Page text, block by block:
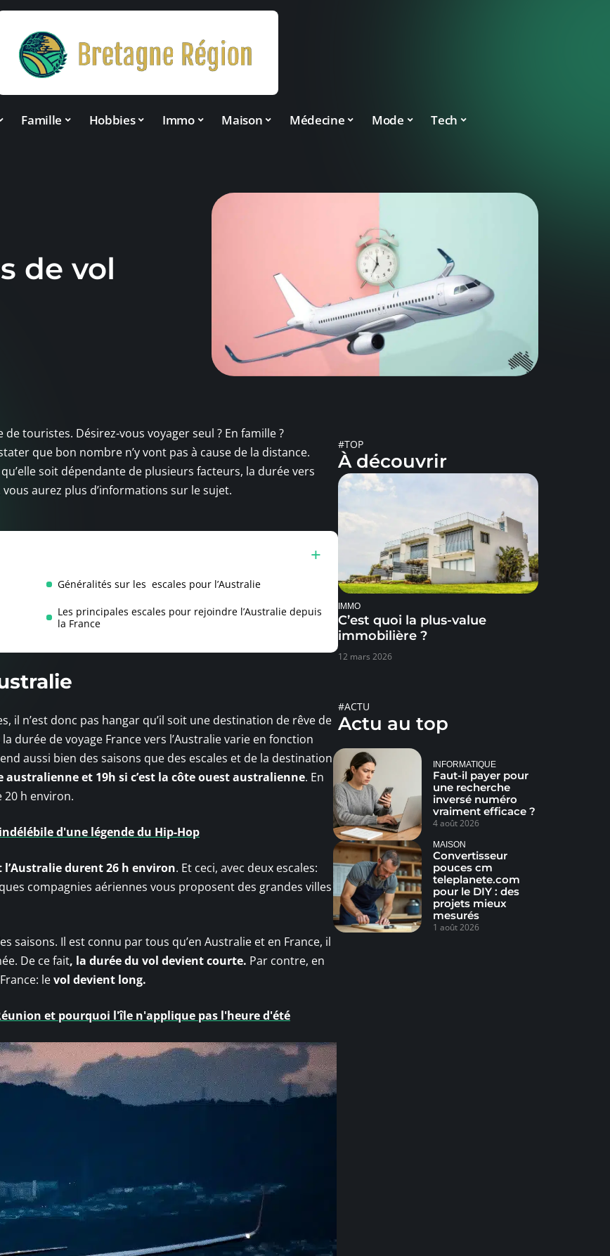
Famille Hobbies Immo Maison Médecine Mode Tech
de vol
touristes. Désirez-vous voyager seul ? En famille ?
que bon nombre n’y vont pas à cause de la distance.
soit dépendante de plusieurs facteurs, la durée vers
aurez plus d’informations sur le sujet.
Généralités sur les escales pour l’Australie
Les principales escales pour rejoindre l’Australie depuis
la France
il n’est donc pas hangar qu’il soit une destination de rêve de
durée de voyage France vers l’Australie varie en fonction
aussi bien des saisons que des escales et de la destination
et 19h si c’est la côte ouest australienne. En
20 h environ.
d'une légende du Hip-Hop
l’Australie durent 26 h environ. Et ceci, avec deux escales:
compagnies aériennes vous proposent des grandes villes (
saisons. Il est connu par tous qu’en Australie et en France, il
De ce fait, la durée du vol devient courte. Par contre, en
levol devient long.
et pourquoi l'île n'applique pas l'heure d'été
#TOP
À découvrir
IMMO
C’est quoi la plus-value
immobilière ?
12 mars 2026
#ACTU
Actu au top
INFORMATIQUE
Faut-il payer pour
une recherche
inversé numéro
vraiment efficace ?
4 août 2026
MAISON
Convertisseur
pouces cm
teleplanete.com
pour le DIY : des
projets mieux
mesurés
1 août 2026